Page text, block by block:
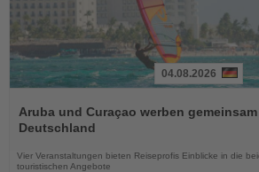
Sie
die
04.08.2026
Aruba und Curaçao werben
Deutschland
Vier Veranstaltungen bieten Reiseprofis Einblicke in die
touristischen Angebote